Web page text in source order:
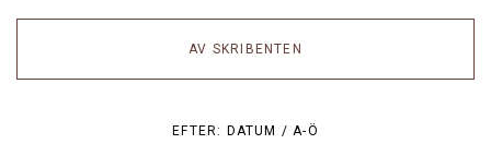
AV SKRIBENTEN
EFTER: DATUM /A-Ö